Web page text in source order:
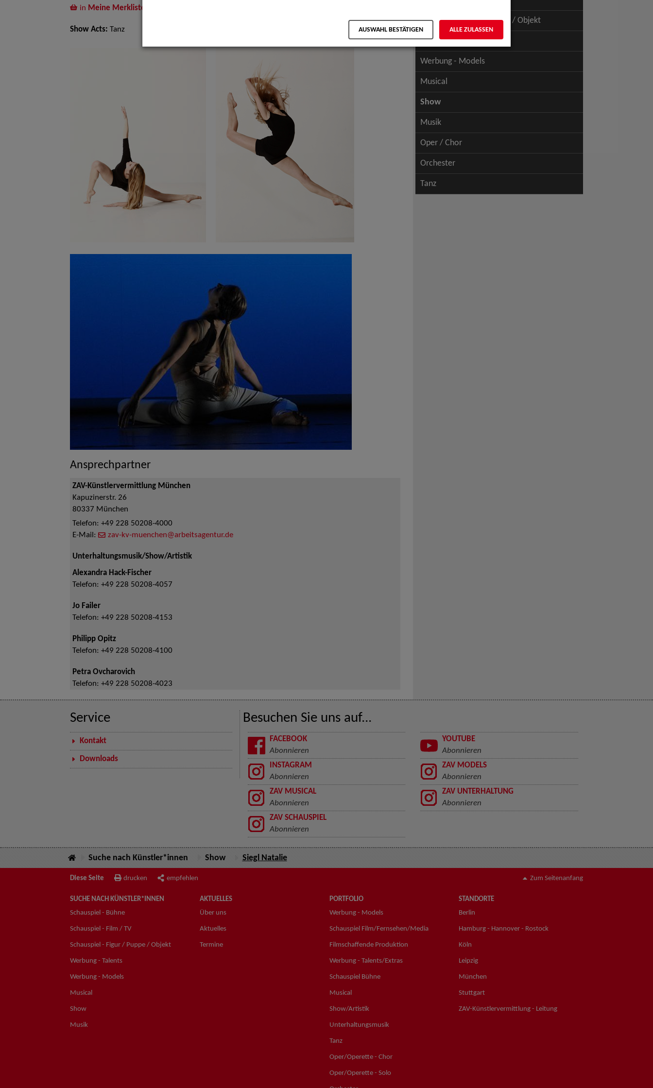
in Meine Merkliste
Show Acts: Tanz
Ansprechpartner
ZAV-Künstlervermittlung München
Kapuzinerstr. 26
80337 München
Telefon: +49 228 50208-4000
E-Mail:
zav-kv-muenchen@arbeitsagentur.de
Unterhaltungsmusik/Show/Artistik
Alexandra Hack-Fischer
Telefon: +49 228 50208-4057
Jo Failer
Telefon: +49 228 50208-4153
Philipp Opitz
Telefon: +49 228 50208-4100
Petra Ovcharovich
Telefon: +49 228 50208-4023
Schauspiel - Figur / Puppe / Objekt
Werbung - Talents
Werbung - Models
Musical
Show
Musik
Oper / Chor
Orchester
Tanz
Service
Kontakt
Downloads
Besuchen Sie uns auf...
FACEBOOK
Abonnieren
YOUTUBE
Abonnieren
INSTAGRAM
Abonnieren
ZAV MODELS
Abonnieren
ZAV MUSICAL
Abonnieren
ZAV UNTERHALTUNG
Abonnieren
ZAV SCHAUSPIEL
Abonnieren
Suche nach Künstler*innen Show Siegl Natalie
Diese Seite drucken empfehlen Zum Seitenanfang
SUCHE NACH KÜNSTLER*INNEN
Schauspiel - Bühne
Schauspiel - Film / TV
Schauspiel - Figur / Puppe / Objekt
Werbung - Talents
Werbung - Models
Musical
Show
Musik
AKTUELLES
Über uns
Aktuelles
Termine
PORTFOLIO
Werbung - Models
Schauspiel Film/Fernsehen/Media
Filmschaffende Produktion
Werbung - Talents/Extras
Schauspiel Bühne
Musical
Show/Artistik
Unterhaltungsmusik
Tanz
Oper/Operette - Chor
Oper/Operette - Solo
STANDORTE
Berlin
Hamburg - Hannover - Rostock
Köln
Leipzig
München
Stuttgart
ZAV-Künstlervermittlung - Leitung
AUSWAHL BESTÄTIGEN ALLE ZULASSEN